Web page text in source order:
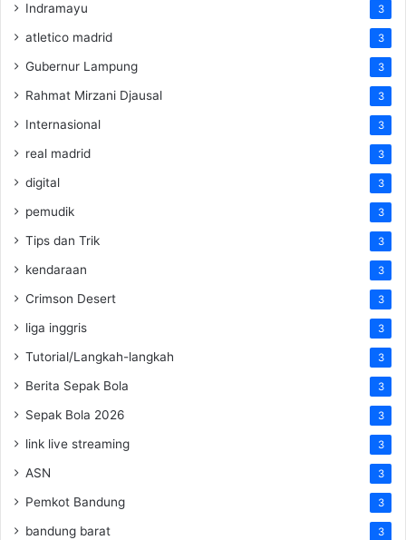
Indramayu 3
atletico madrid 3
Gubernur Lampung 3
Rahmat Mirzani Djausal 3
Internasional 3
real madrid 3
digital 3
pemudik 3
Tips dan Trik 3
kendaraan 3
Crimson Desert 3
liga inggris 3
Tutorial/Langkah-langkah 3
Berita Sepak Bola 3
Sepak Bola 2026 3
link live streaming 3
ASN 3
Pemkot Bandung 3
bandung barat 3